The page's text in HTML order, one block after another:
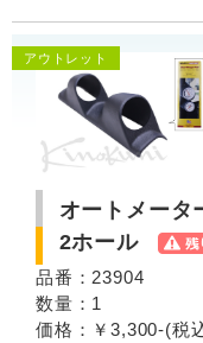
オートメー
2ホール
アウトレット
品番：23904
数量：1
価格：￥3,300-(税